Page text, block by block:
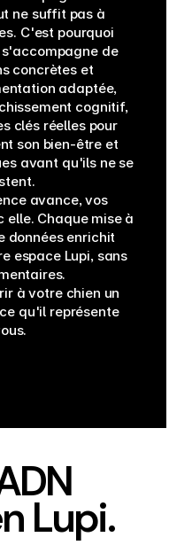
Lupi.
ne suffit pas à
C'est pourquoi
de
concrètes et
adaptée,
cognitif,
clés réelles pour
son bien-être et
avant qu'ils ne se
avance, vos
Chaque mise à
données enrichit
espace Lupi, sans
à votre chien un
qu'il représente